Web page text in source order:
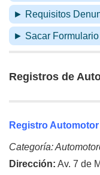
► Requisitos
► Sacar Formulario
Registros de
Registro
Categoría:
Dirección: Av. 7 de